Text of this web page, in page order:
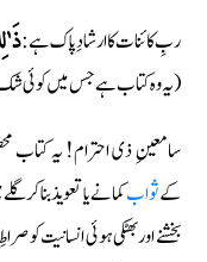
ربِ کائنات کا ارشادِ پاک ہے:
(یہ وہ کتاب ہے جس میں کوئی
سامعینِ ذی احترام! یہ کتاب
کےثوابکمانے یا تعویذ بنا کر
بخشنے اور بھٹکی ہوئی انسانیت کو